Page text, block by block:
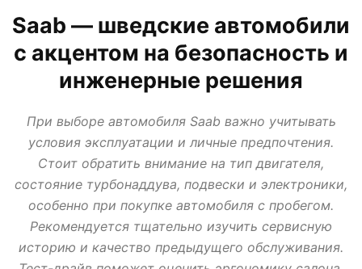
НОВОСТИ ПРО АВТО УАЗ
Saab — шведские автомобили
с акцентом на безопасность и
инженерные решения
При выборе автомобиля Saab важно учитывать
условия эксплуатации и личные предпочтения.
Стоит обратить внимание на тип двигателя,
состояние турбонаддува, подвески и электроники,
особенно при покупке автомобиля с пробегом.
Рекомендуется тщательно изучить сервисную
историю и качество предыдущего обслуживания.